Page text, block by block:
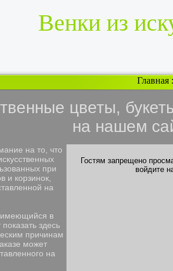
Венки из
Главная
цветы,
на нашем
на то, что
при
и корзинок,
на
имеющийся в
здесь
причинам
может
на
Гостям запрещено
войдите